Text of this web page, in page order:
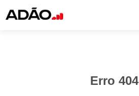
Erro 404